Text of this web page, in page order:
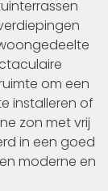
om een
installeren of
zon met vrij
in een goed
moderne en